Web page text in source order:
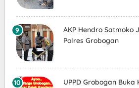
AKP Hendro Satmoko
Polres Grobogan
UPPD Grobogan